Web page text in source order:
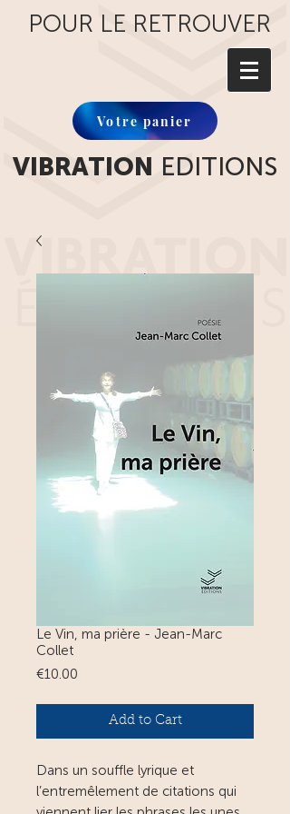
POUR LE RETROUVER
Votre panier
VIBRATION EDITIONS
Le Vin, ma prière - Jean-Marc
Collet
€10.00
Add to Cart
Dans un souffle lyrique et
l’entremêlement de citations qui